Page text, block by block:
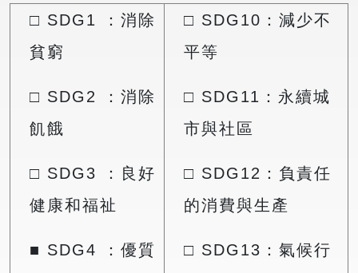
□ SDG1 ：消除
貧窮
□ SDG2 ：消除
飢餓
□ SDG3 ：良好
健康和福祉
■ SDG4 ：優質
□ SDG10：減少不
平等
□ SDG11：永續城
市與社區
□ SDG12：負責任
的消費與生產
□ SDG13：氣候行